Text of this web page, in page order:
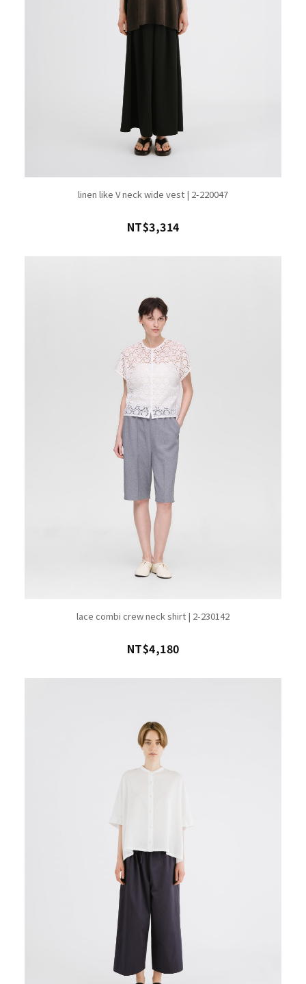
linen like V neck wide vest | 2-220047
NT$3,314
lace combi crew neck shirt | 2-230142
NT$4,180